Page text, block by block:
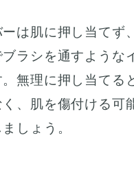
は肌に押し当てず
ラシを通すような
無理に押し当てる
く、肌を傷付ける可
しょう。